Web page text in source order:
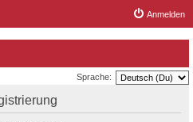
Anmelden
Sprache: